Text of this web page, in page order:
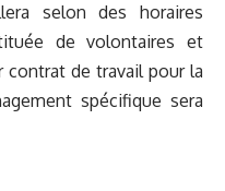
selon des horaires
de volontaires et
contrat de travail pour la
spécifique sera